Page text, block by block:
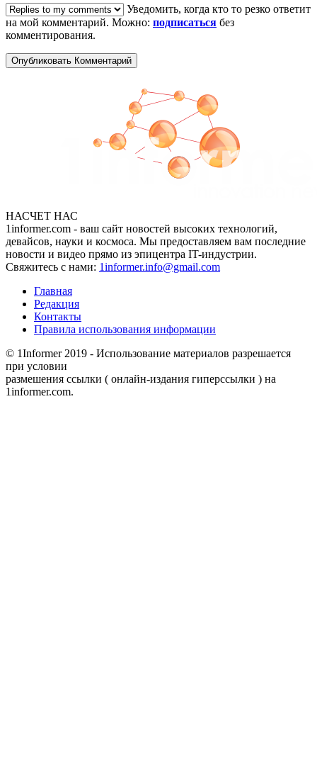
Уведомить, когда кто то резко ответит
на мой комментарий. Можно: подписаться без
комментирования.
НАСЧЕТ НАС
1informer.com - ваш сайт новостей высоких технологий,
девайсов, науки и космоса. Мы предоставляем вам последние
новости и видео прямо из эпицентра IT-индустрии.
Свяжитесь с нами: 1informer.info@gmail.com
Главная
Редакция
Контакты
Правила использования информации
© 1Informer 2019 - Использование материалов разрешается
при условии
размешения ссылки ( онлайн-издания гиперссылки ) на
1informer.com.